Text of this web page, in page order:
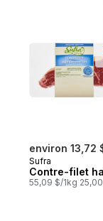
environ 13,72
Sufra
Contre-filet
55,09 $/1kg